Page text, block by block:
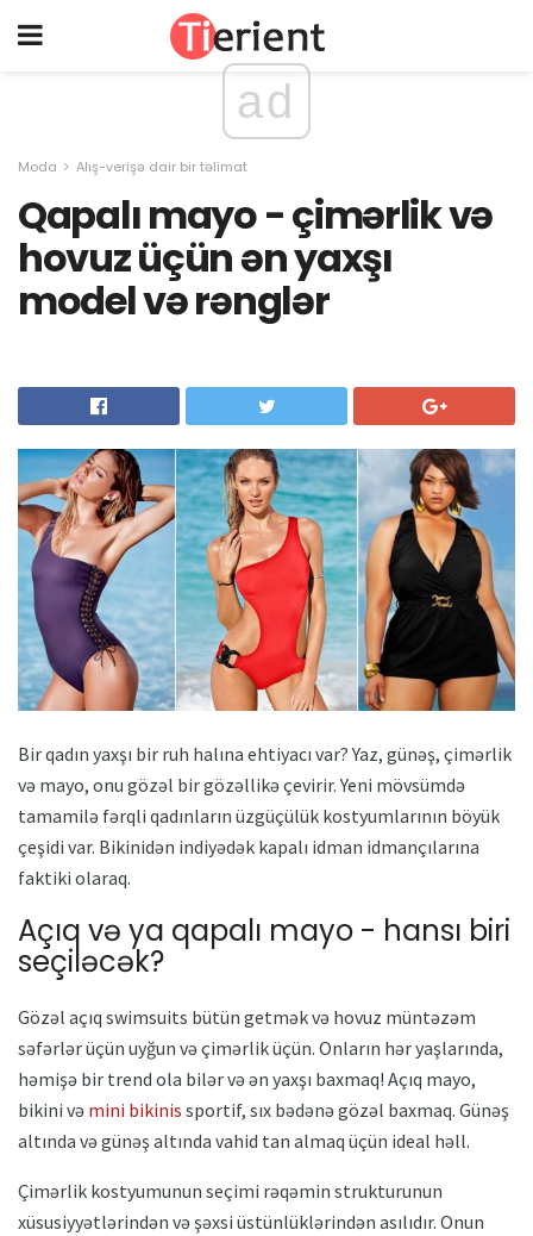
ad
Moda Alış-verişə dair bir təlimat
Qapalı mayo - çimərlik və
hovuz üçün ən yaxşı
model və rənglər
Bir qadın yaxşı bir ruh halına ehtiyacı var? Yaz, günəş, çimərlik
və mayo, onu gözəl bir gözəllikə çevirir. Yeni mövsümdə
tamamilə fərqli qadınların üzgüçülük kostyumlarının böyük
çeşidi var. Bikinidən indiyədək kapalı idman idmançılarına
faktiki olaraq.
Açıq və ya qapalı mayo - hansı biri
seçiləcək?
Gözəl açıq swimsuits bütün getmək və hovuz müntəzəm
səfərlər üçün uyğun və çimərlik üçün. Onların hər yaşlarında,
həmişə bir trend ola bilər və ən yaxşı baxmaq! Açıq mayo,
bikini və mini bikinis sportif, sıx bədənə gözəl baxmaq. Günəş
altında və günəş altında vahid tan almaq üçün ideal həll.
Çimərlik kostyumunun seçimi rəqəmin strukturunun
xüsusiyyətlərindən və şəxsi üstünlüklərindən asılıdır. Onun